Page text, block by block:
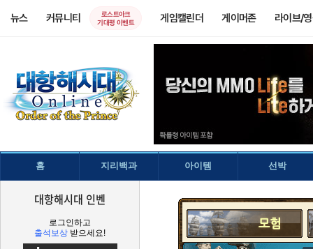
뉴스 커뮤니티
로스트아크
기대평 이벤트
게임캘린더 게이머존 라이브/
홈 지리백과 아이템 선박
대항해시대 인벤
로그인하고
출석보상 받으세요!